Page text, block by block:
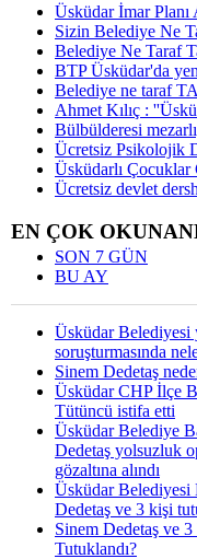
Üsküdar İmar Planı
Sizin Belediye Ne
Belediye Ne Taraf
BTP Üsküdar'da
Belediye ne taraf
Ahmet Kılıç :
Bülbülderesi
Ücretsiz Psikolojik
Üsküdarlı
Ücretsiz devlet
EN ÇOK
SON 7 GÜN
BU AY
Üsküdar Belediyesi
soruşturmasında
Sinem Dedetaş
Üsküdar CHP İlçe
Tütüncü istifa etti
Üsküdar Belediye
Dedetaş yolsuzluk
gözaltına alındı
Üsküdar Belediyesi
Dedetaş ve 3 kişi
Sinem Dedetaş ve
Tutuklandı?